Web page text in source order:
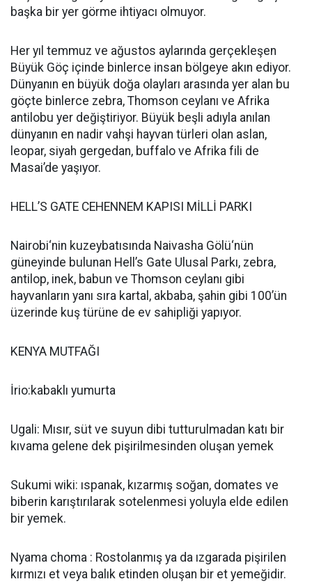
başka bir yer görme ihtiyacı olmuyor.
Her yıl temmuz ve ağustos aylarında gerçekleşen
Büyük Göç içinde binlerce insan bölgeye akın ediyor.
Dünyanın en büyük doğa olayları arasında yer alan bu
göçte binlerce zebra, Thomson ceylanı ve Afrika
antilobu yer değiştiriyor. Büyük beşli adıyla anılan
dünyanın en nadir vahşi hayvan türleri olan aslan,
leopar, siyah gergedan, buffalo ve Afrika fili de
Masai’de yaşıyor.
HELL’S GATE CEHENNEM KAPISI MİLLİ PARKI
Nairobi‘nin kuzeybatısında Naivasha Gölü‘nün
güneyinde bulunan Hell’s Gate Ulusal Parkı, zebra,
antilop, inek, babun ve Thomson ceylanı gibi
hayvanların yanı sıra kartal, akbaba, şahin gibi 100’ün
üzerinde kuş türüne de ev sahipliği yapıyor.
KENYA MUTFAĞI
İrio:kabaklı yumurta
Ugali: Mısır, süt ve suyun dibi tutturulmadan katı bir
kıvama gelene dek pişirilmesinden oluşan yemek
Sukumi wiki: ıspanak, kızarmış soğan, domates ve
biberin karıştırılarak sotelenmesi yoluyla elde edilen
bir yemek.
Nyama choma : Rostolanmış ya da ızgarada pişirilen
kırmızı et veya balık etinden oluşan bir et yemeğidir.